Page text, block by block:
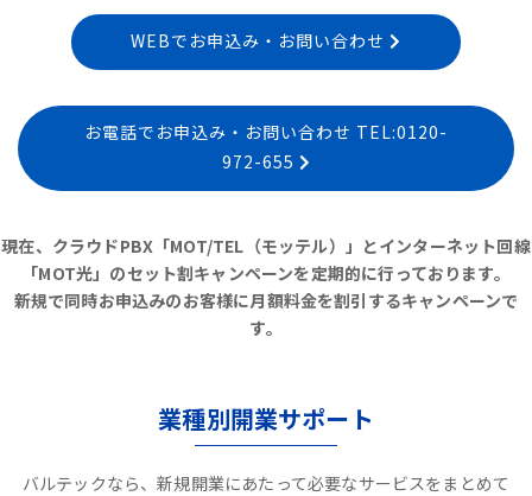
WEBでお申込み・お問い合わせ
お電話でお申込み・お問い合わせ TEL:0120-
972-655
現在、クラウドPBX「MOT/TEL（モッテル）」とインターネット回線
「MOT光」のセット割キャンペーンを定期的に行っております。
新規で同時お申込みのお客様に月額料金を割引するキャンペーンで
す。
業種別開業サポート
バルテックなら、新規開業にあたって必要なサービスをまとめて